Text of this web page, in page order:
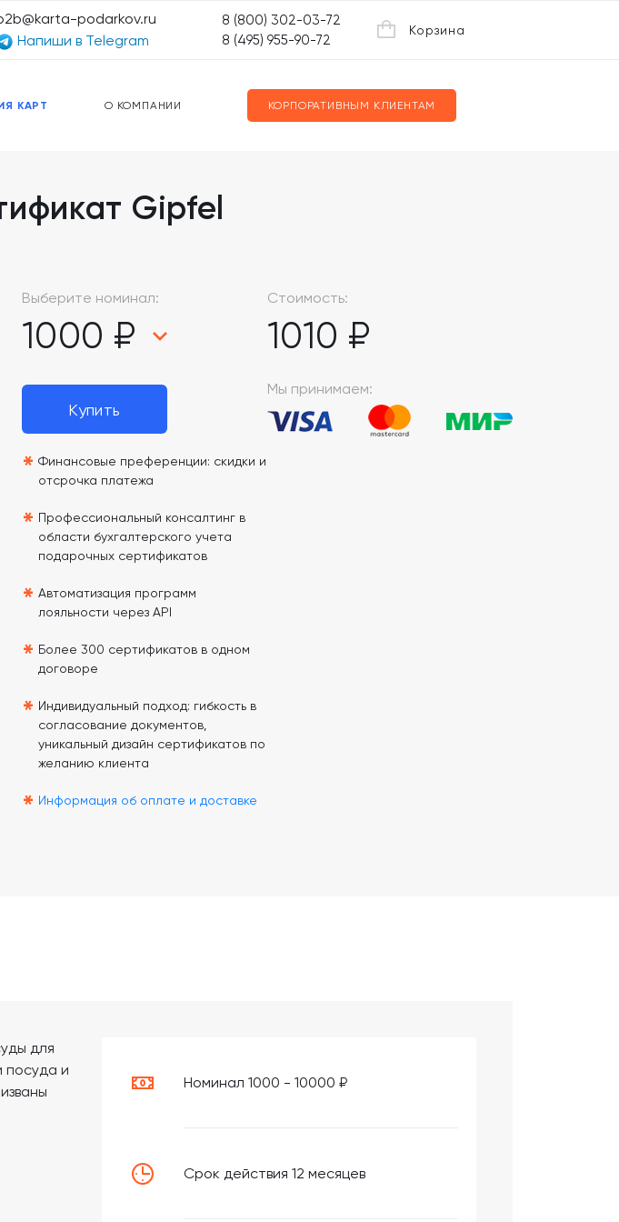
КАРТ О КОМПАНИИ КОРПОРАТИВНЫМ КЛИЕНТАМ
podarkov.ru
Напиши в Telegram
8 (800) 302-03-72
8 (495) 955-90-72
Корзина
ПРЕДОПЛАЧЕННЫЕ КАРТЫ
Gipfel
Выберите номинал:
1000 ₽
Стоимость:
1010 ₽
Купить
* Финансовые преференции: скидки и
отсрочка платежа
* Профессиональный консалтинг в
области бухгалтерского учета
подарочных сертификатов
* Автоматизация программ
лояльности через API
* Более 300 сертификатов в одном
договоре
* Индивидуальный подход: гибкость в
согласование документов,
уникальный дизайн сертификатов по
желанию клиента
* Информация об оплате и доставке
Мы принимаем:
Номинал 1000 - 10000 ₽
Срок действия 12 месяцев
для
посуда и